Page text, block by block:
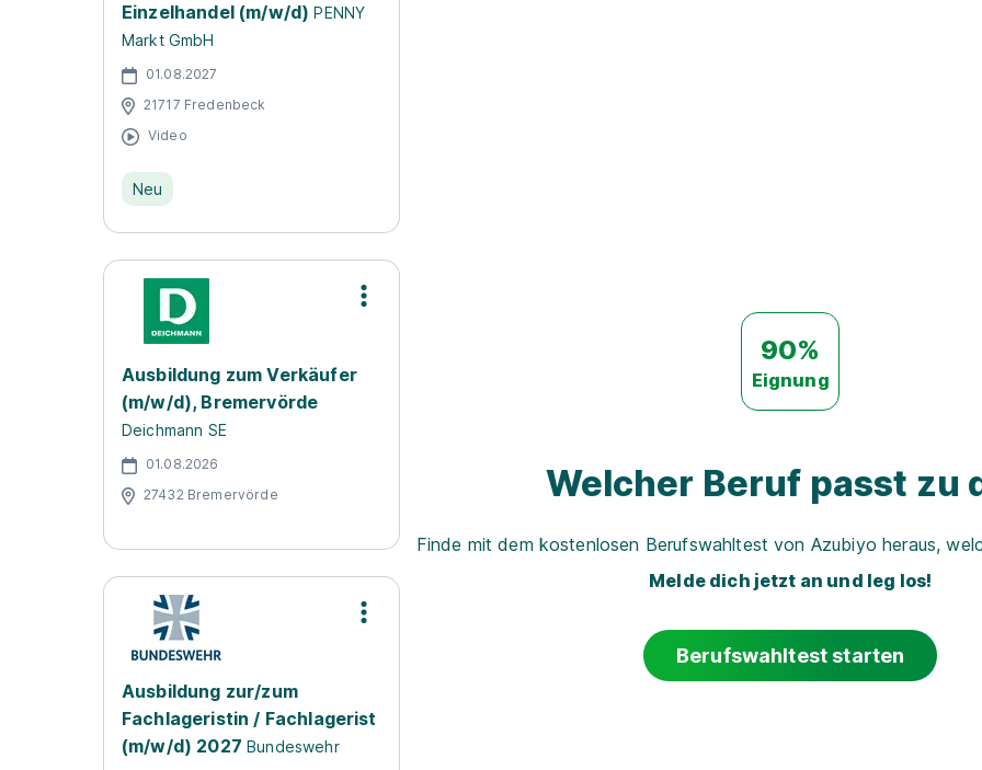
Einzelhandel (m/w/d) PENNY
Markt GmbH
01.08.2027
21717 Fredenbeck
Video
Neu
Ausbildung zum Verkäufer
(m/w/d), Bremervörde
Deichmann SE
01.08.2026
27432 Bremervörde
Ausbildung zur/zum
Fachlageristin / Fachlagerist
(m/w/d) 2027 Bundeswehr
90%
Eignung
Welcher Beruf passt zu
Finde mit dem kostenlosen Berufswahltest von Azubiyo heraus,
Melde dich jetzt an und leg los!
Berufswahltest starten